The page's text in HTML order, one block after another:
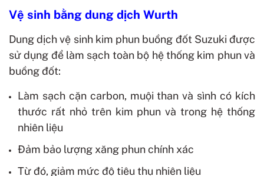
Vệ sinh bằng dung dịch Wurth
Dung dịch vệ sinh kim phun buồng đốt Suzuki được
sử dụng để làm sạch toàn bộ hệ thống kim phun và
buồng đốt:
Làm sạch cặn carbon, muội than và sình có kích
thước rất nhỏ trên kim phun và trong hệ thống
nhiên liệu
Đảm bảo lượng xăng phun chính xác
Từ đó, giảm mức độ tiêu thụ nhiên liệu